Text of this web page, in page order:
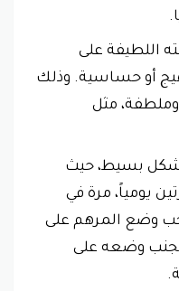
اللطيفة على
أو حساسية. وذلك
وملطفة، مثل
بسيط، حيث
يومياً، مرة في
وضع المرهم على
وضعه على